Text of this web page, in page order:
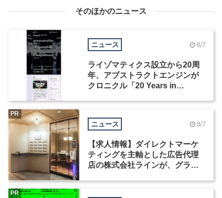
そのほかのニュース
ニュース 8/7
ライゾマティクス設立から20周
年、アブストラクトエンジンが
クロニクル「20 Years in
ニュース 8/7
【求人情報】ダイレクトマーケ
ティングを主軸とした広告代理
店の株式会社ラインが、グラフ
PR
PR